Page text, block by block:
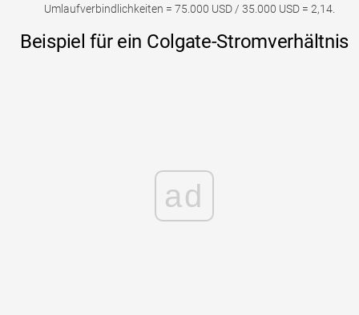
Umlaufverbindlichkeiten = 75.000 USD / 35.000 USD = 2,14.
Beispiel für ein Colgate-Stromverhältnis
ad